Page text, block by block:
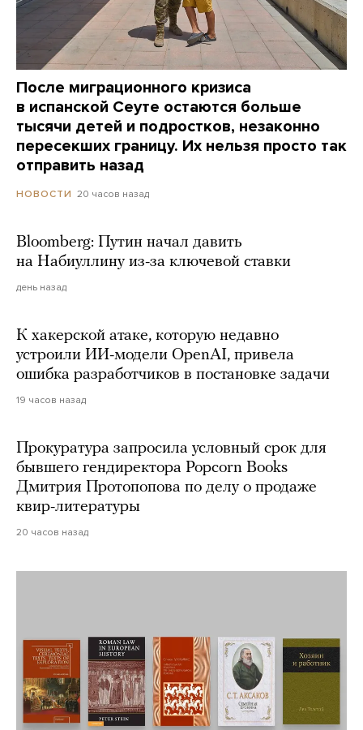
После миграционного кризиса
в испанской Сеуте остаются больше
тысячи детей и подростков, незаконно
пересекших границу. Их нельзя просто так
отправить назад
НОВОСТИ 20 часов назад
Bloomberg: Путин начал давить
на Набиуллину из-за ключевой ставки
день назад
К хакерской атаке, которую недавно
устроили ИИ-модели OpenAI, привела
ошибка разработчиков в постановке задачи
19 часов назад
Прокуратура запросила условный срок для
бывшего гендиректора Popcorn Books
Дмитрия Протопопова по делу о продаже
квир-литературы
20 часов назад